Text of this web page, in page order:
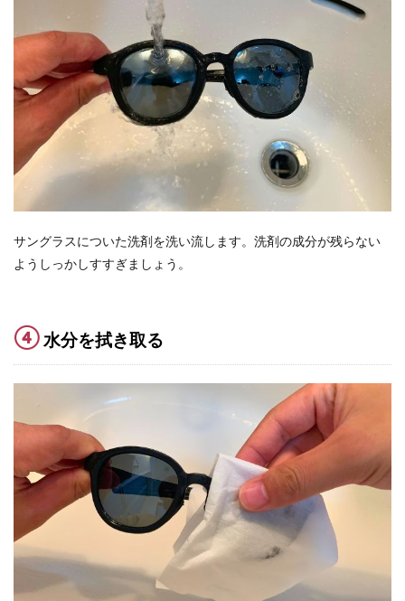
サングラスについた洗剤を洗い流します。洗剤の成分が残らない
ようしっかしすすぎましょう。
④水分を拭き取る